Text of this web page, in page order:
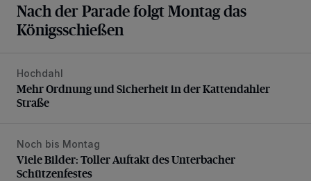
Nach der Parade folgt Montag das
Königsschießen
Mehr Ordnung und Sicherheit in der Kattendahler Straße
Hochdahl
Mehr Ordnung und Sicherheit in der Kattendahler
Straße
Viele Bilder: Toller Auftakt des Unterbacher
Noch bis Montag
Viele Bilder: Toller Auftakt des Unterbacher
Schützenfestes